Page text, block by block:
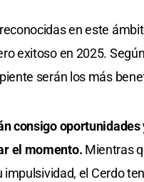
en este
exitoso en 2025.
serán los más
consigo oportunidades
el momento. Mientras
el Cerdo